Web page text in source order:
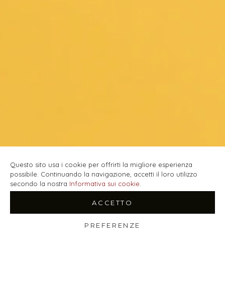
Questo sito usa i cookie per offrirti la migliore esperienza
possibile. Continuando la navigazione, accetti il loro utilizzo
secondo la nostra Informativa sui cookie
ACCETTO
PREFERENZE